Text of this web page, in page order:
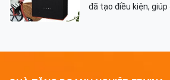
đã tạo điều kiện,